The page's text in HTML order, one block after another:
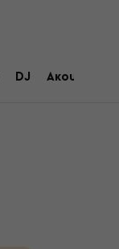
DJ Ακουστικά